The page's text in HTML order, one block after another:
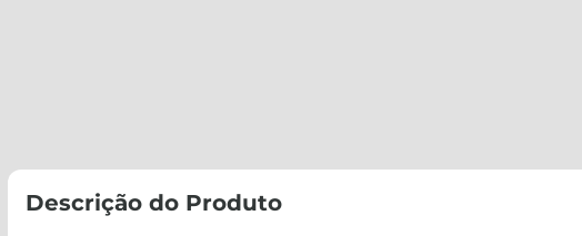
Descrição do Produto